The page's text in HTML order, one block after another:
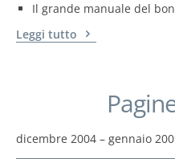
Il grande manuale del
Leggi tutto
dicembre 2004 – gennaio